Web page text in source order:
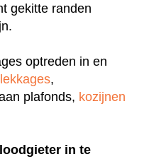
gekitte randen
optreden in en
,
plafonds, kozijnen
loodgieter in te